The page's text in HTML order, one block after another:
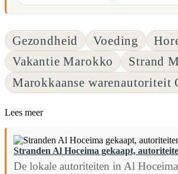
Gezondheid Voeding
Vakantie Marokko
Strand
Marokkaanse warenautoriteit
Lees meer
Stranden Al Hoceima gekaapt,
De lokale autoriteiten in Al